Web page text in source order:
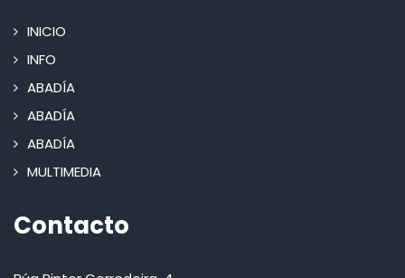
INICIO
INFO
ABADÍA
ABADÍA
ABADÍA
MULTIMEDIA
Contacto